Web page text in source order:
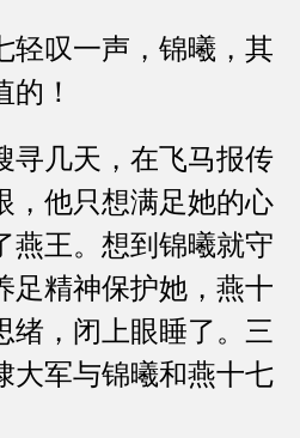
叹一声，锦曦，其
！
几天，在飞马报传
，他只想满足她的心
燕王。想到锦曦就守
足精神保护她，燕十
绪，闭上眼睡了。三
大军与锦曦和燕十七